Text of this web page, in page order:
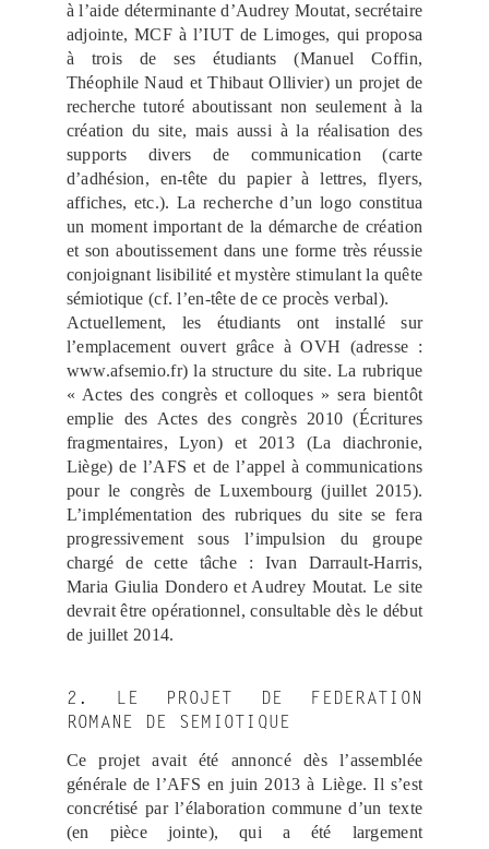
à l’aide déterminante d’Audrey Moutat, secrétaire
adjointe, MCF à l’IUT de Limoges, qui proposa
à trois de ses étudiants (Manuel Coffin,
Théophile Naud et Thibaut Ollivier) un projet de
recherche tutoré aboutissant non seulement à la
création du site, mais aussi à la réalisation des
supports divers de communication (carte
d’adhésion, en-tête du papier à lettres, flyers,
affiches, etc.). La recherche d’un logo constitua
un moment important de la démarche de création
et son aboutissement dans une forme très réussie
conjoignant lisibilité et mystère stimulant la quête
sémiotique (cf. l’en-tête de ce procès verbal).
Actuellement, les étudiants ont installé sur
l’emplacement ouvert grâce à OVH (adresse :
www.afsemio.fr) la structure du site. La rubrique
« Actes des congrès et colloques » sera bientôt
emplie des Actes des congrès 2010 (Écritures
fragmentaires, Lyon) et 2013 (La diachronie,
Liège) de l’AFS et de l’appel à communications
pour le congrès de Luxembourg (juillet 2015).
L’implémentation des rubriques du site se fera
progressivement sous l’impulsion du groupe
chargé de cette tâche : Ivan Darrault-Harris,
Maria Giulia Dondero et Audrey Moutat. Le site
devrait être opérationnel, consultable dès le début
de juillet 2014.
2. LE PROJET DE FEDERATION
ROMANE DE SEMIOTIQUE
Ce projet avait été annoncé dès l’assemblée
générale de l’AFS en juin 2013 à Liège. Il s’est
concrétisé par l’élaboration commune d’un texte
(en pièce jointe), qui a été largement